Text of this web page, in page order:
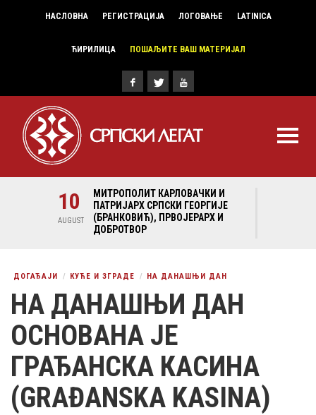
НАСЛОВНА РЕГИСТРАЦИЈА ЛОГОВАЊЕ LATINICA
ЋИРИЛИЦА ПОШАЉИТЕ ВАШ МАТЕРИЈАЛ
10
AUGUST
МИТРОПОЛИТ КАРЛОВАЧКИ И
ПАТРИЈАРХ СРПСКИ ГЕОРГИЈЕ
(БРАНКОВИЋ), ПРВОЈЕРАРХ И
ДОБРОТВОР
ДОГАЂАЈИ КУЋЕ И ЗГРАДЕ НА ДАНАШЊИ ДАН
НА ДАНАШЊИ ДАН
ОСНОВАНА ЈЕ
ГРАЂАНСКА КАСИНА
(GRAĐANSKA KASINA)